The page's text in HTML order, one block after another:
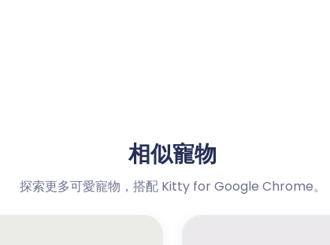
相似寵物
探索更多可愛寵物，搭配 Kitty for Google Chrome。